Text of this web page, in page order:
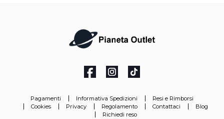
Pagamenti Informativa Spedizioni
Resi e Rimborsi
Cookies
Privacy Regolamento Contattaci
Blog
Richiedi reso